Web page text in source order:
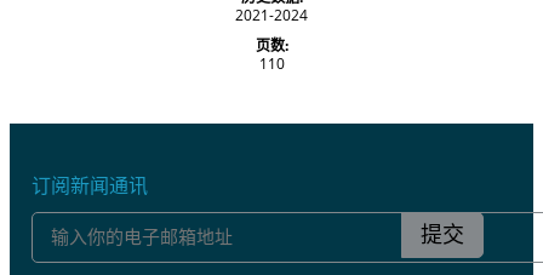
2021-2024
页数:
110
订阅新闻通讯
提交